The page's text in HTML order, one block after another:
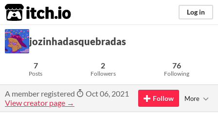
itch.io Log in
jozinhadasquebradas
7
Posts
2
Followers
76
Following
A member registered
Oct 06, 2021
View creator page →
Follow More